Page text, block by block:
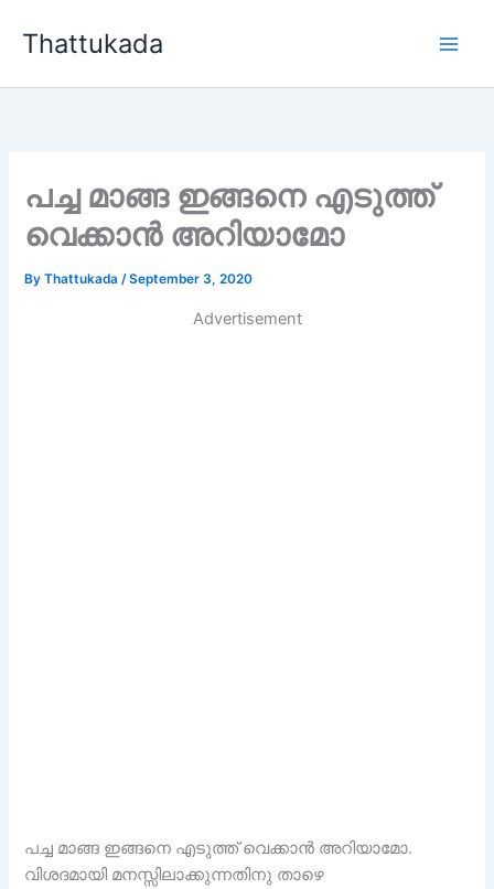
Thattukada
പച്ച മാങ്ങ ഇങ്ങനെ എടുത്ത്
വെക്കാൻ അറിയാമോ
ByThattukada/September 3, 2020
Advertisement
പച്ച മാങ്ങ ഇങ്ങനെ എടുത്ത് വെക്കാൻ അറിയാമോ.
വിശദമായി മനസ്സിലാക്കുന്നതിനു താഴെ